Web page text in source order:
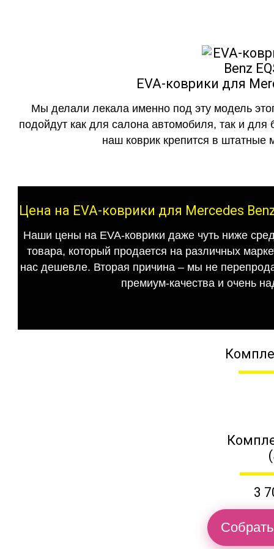
EVA-коврики для
Мы делали лекала именно под эту модель
подойдут как для салона автомобиля, так и для
наш коврик крепится в штатные
Цена на EVA-коврики для Mercedes
Наши цены на EVA-коврики даже чуть ниже
товара, который продается на различных
нас дешевле. Вторая причина – мы не
премиум-качества и очень
3